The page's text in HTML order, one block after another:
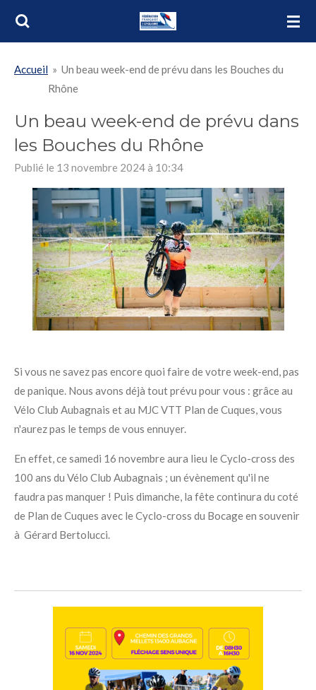
Passer
principal
Accueil » Un beau week-end de prévu dans les Bouches du
Rhône
Un beau week-end de prévu dans
les Bouches du Rhône
Publié le 13 novembre 2024 à 10:34
Si vous ne savez pas encore quoi faire de votre week-end, pas
de panique. Nous avons déjà tout prévu pour vous : grâce au
Vélo Club Aubagnais et au MJC VTT Plan de Cuques, vous
n'aurez pas le temps de vous ennuyer.
En effet, ce samedi 16 novembre aura lieu le Cyclo-cross des
100 ans du Vélo Club Aubagnais ; un évènement qu'il ne
faudra pas manquer ! Puis dimanche, la fête continura du coté
de Plan de Cuques avec le Cyclo-cross du Bocage en souvenir
à Gérard Bertolucci.